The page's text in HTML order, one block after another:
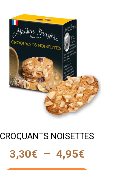
CROQUANTS NOISETTES
3,30€ – 4,95€